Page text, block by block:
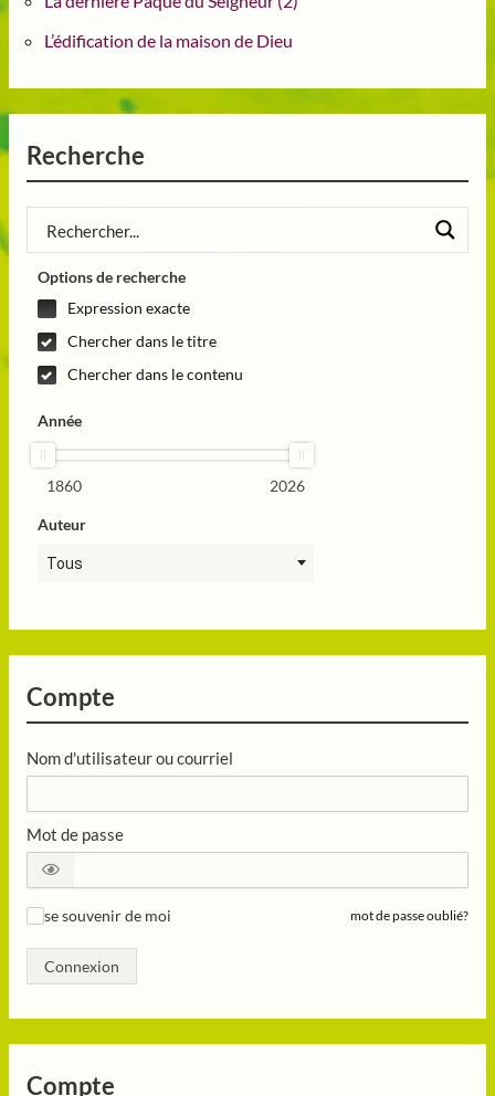
L’édification de la maison de Dieu
Recherche
Options de recherche
Expression exacte
Chercher dans le titre
Chercher dans le contenu
Année
1860 2026
Auteur
Tous
Compte
Nom d'utilisateur ou courriel
Mot de passe
se souvenir de moi mot de passe oublié?
Connexion
Compte